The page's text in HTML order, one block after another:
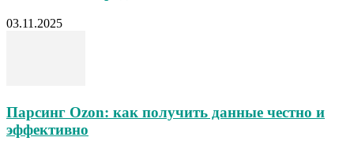
03.11.2025
Парсинг Ozon: как получить данные честно и
эффективно